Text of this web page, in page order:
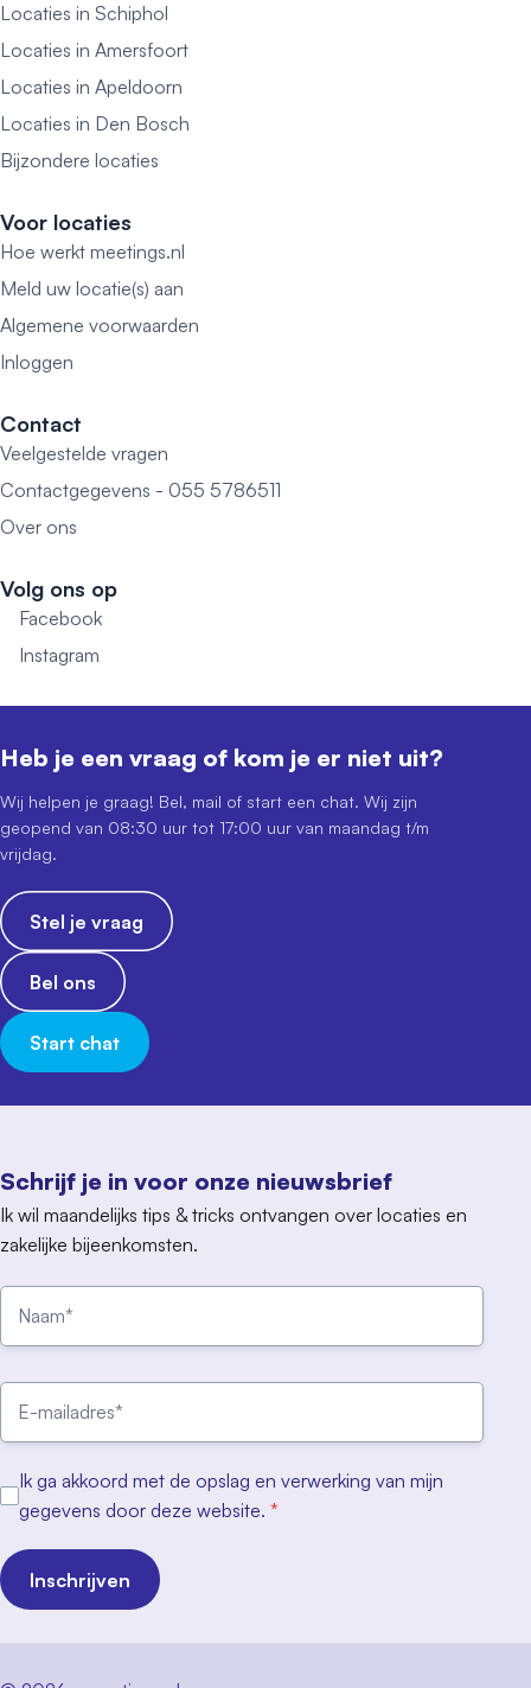
Locaties in Schiphol
Locaties in Amersfoort
Locaties in Apeldoorn
Locaties in Den Bosch
Bijzondere locaties
Voor locaties
Hoe werkt meetings.nl
Meld uw locatie(s) aan
Algemene voorwaarden
Inloggen
Contact
Veelgestelde vragen
Contactgegevens - 055 5786511
Over ons
Volg ons op
Facebook
Instagram
Schrijf je in voor onze nieuwsbrief
Ik wil maandelijks tips & tricks ontvangen over locaties en
zakelijke bijeenkomsten.
Ik ga akkoord met de opslag en verwerking van mijn
gegevens door deze website. *
Inschrijven
Heb je een vraag of kom je er niet uit?
Wij helpen je graag! Bel, mail of start een chat. Wij zijn
geopend van 08:30 uur tot 17:00 uur van maandag t/m
vrijdag.
Stel je vraag
Bel ons
Start chat